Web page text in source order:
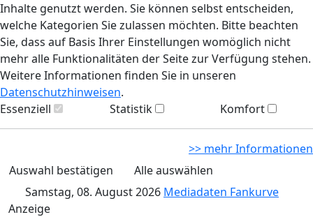
Inhalte genutzt werden. Sie können selbst entscheiden,
welche Kategorien Sie zulassen möchten. Bitte beachten
Sie, dass auf Basis Ihrer Einstellungen womöglich nicht
mehr alle Funktionalitäten der Seite zur Verfügung stehen.
Weitere Informationen finden Sie in unseren
Datenschutzhinweisen.
Essenziell
Statistik Komfort
>> mehr Informationen
Auswahl bestätigen
Alle auswählen
Samstag, 08. August 2026 Mediadaten Fankurve
Anzeige